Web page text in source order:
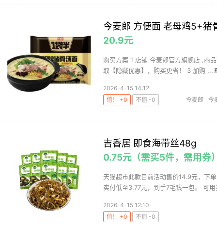
今麦郎 方便面 老母鸡5+猪
20.9元
购买方案 1 店铺 今麦郎官方旗舰店 ,商
取【隐藏优惠】，购买更省！ 3 加购 ...
2026-4-15 14:12
值！ +0
不值 -0 今麦郎 今
吉香居 即食海带丝48g
0.75元（需买5件，需用券
天猫超市此款目前活动售价14.9元，下
实付低至3.77元，到手7毛钱一包。 可
2026-4-15 12:10
值！ +0
不值 -0